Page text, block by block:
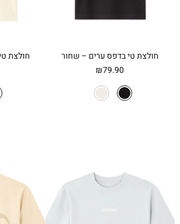
חולצת טי בדפס ערים – שחור
₪79.90
חולצת